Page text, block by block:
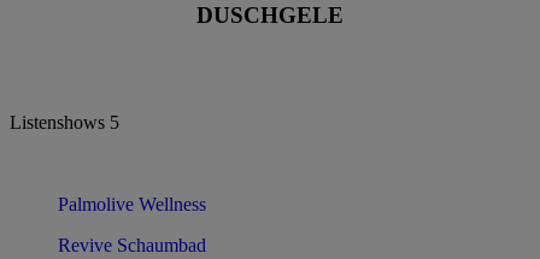
DUSCHGELE
Listenshows 5
Palmolive Wellness
Revive Schaumbad